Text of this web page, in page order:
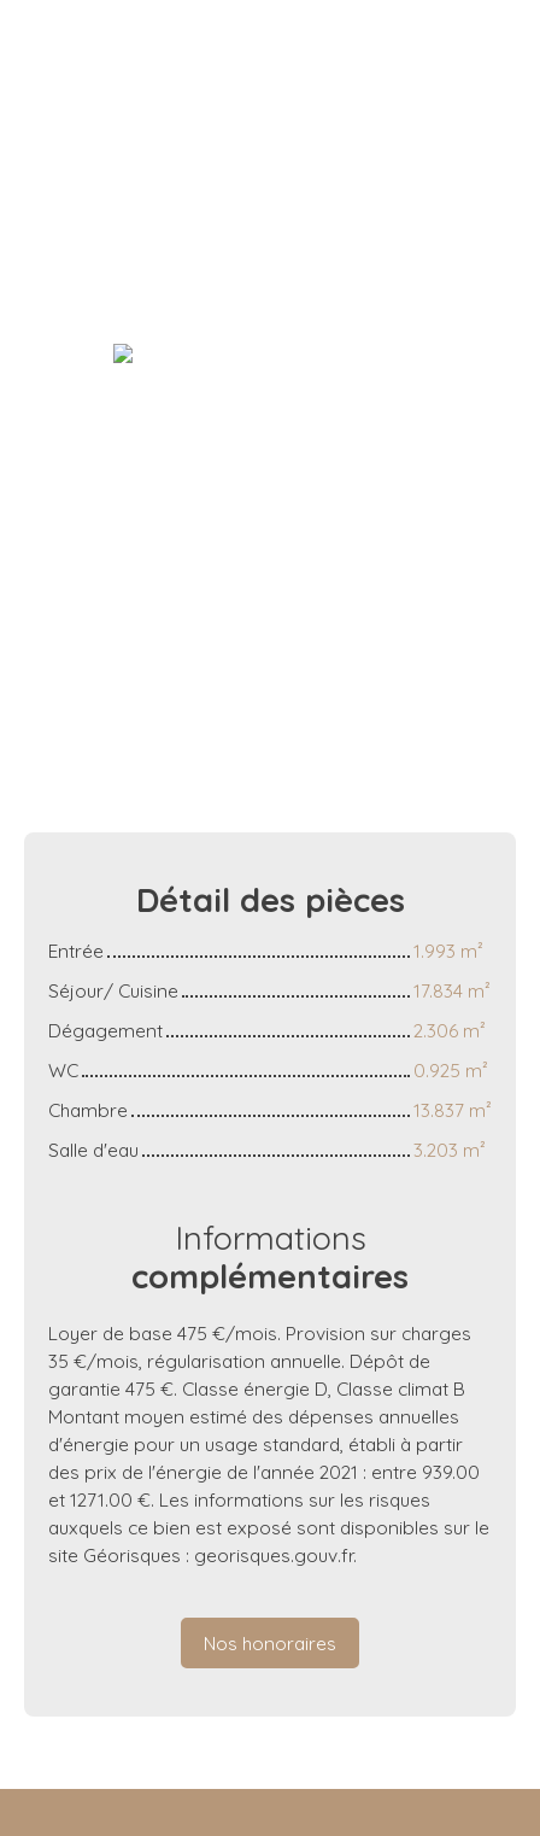
Détail des pièces
Entrée
1.993 m²
Séjour/ Cuisine
17.834 m²
Dégagement
2.306 m²
WC
0.925 m²
Chambre
13.837 m²
Salle d'eau
3.203 m²
Informations
complémentaires
Loyer de base 475 €/mois. Provision sur charges
35 €/mois, régularisation annuelle. Dépôt de
garantie 475 €. Classe énergie D, Classe climat B
Montant moyen estimé des dépenses annuelles
d'énergie pour un usage standard, établi à partir
des prix de l'énergie de l'année 2021 : entre 939.00
et 1271.00 €. Les informations sur les risques
auxquels ce bien est exposé sont disponibles sur le
site Géorisques : georisques.gouv.fr.
Nos honoraires